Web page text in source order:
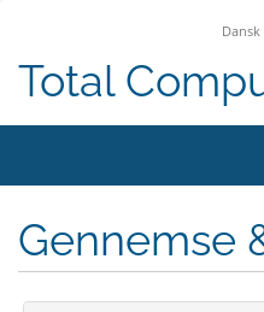
Dansk
Total
Gennemse